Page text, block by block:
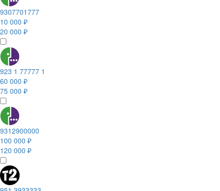
9307701777
10 000 ₽
20 000 ₽
923 1 77777 1
60 000 ₽
75 000 ₽
9312900000
100 000 ₽
120 000 ₽